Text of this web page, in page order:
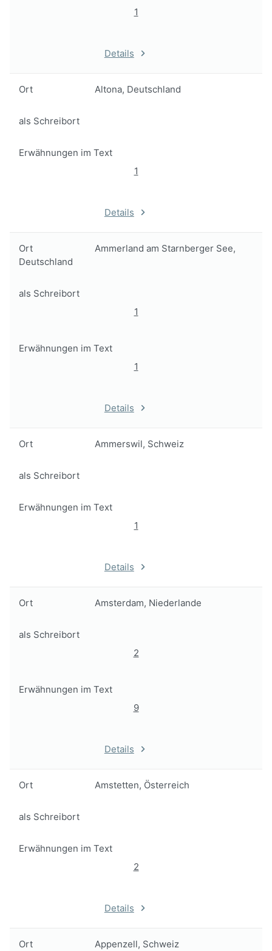
1
Details
Ort Altona, Deutschland
als Schreibort
Erwähnungen im Text
1
Details
Ort
Ammerland am Starnberger See,
Deutschland
als Schreibort
1
Erwähnungen im Text
1
Details
Ort Ammerswil, Schweiz
als Schreibort
Erwähnungen im Text
1
Details
Ort Amsterdam, Niederlande
als Schreibort
2
Erwähnungen im Text
9
Details
Ort Amstetten, Österreich
als Schreibort
Erwähnungen im Text
2
Details
Ort Appenzell, Schweiz